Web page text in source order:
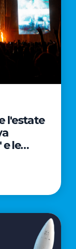
l'estate
e le